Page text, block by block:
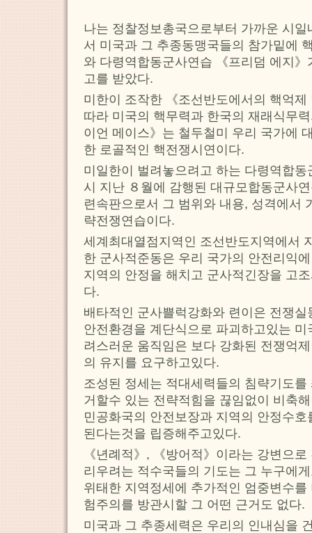
나는 정찰정보총국으로부터 가까운 시
서 미국과 그 추종동맹국들의 참가밑에
와 다령역합동군사연습 《프리덤 에지
고를 받았다.
미한이 조작한 《조선반도에서의 핵억
따라 미국의 핵무력과 한국의 재래식무
이언 메이스》는 철두철미 우리 국가에
한 로골적인 핵전쟁시연이다.
미일한이 벌려놓으려고 하는 다령역합
시 지난 ８월에 감행된 대규모합동군사
련속판으로서 그 범위와 내용, 성격에서
략전쟁연습이다.
세계최대열점지역인 조선반도지역에서
한 군사적준동은 우리 국가의 안전리익
지역의 안정을 해치고 군사적긴장을 고
다.
배타적인 군사쁠럭강화와 련이은 전쟁
안전환경을 계단식으로 파괴하고있는
려스러운 움직임은 보다 강화된 전쟁억
의 유지를 요구하고있다.
조성된 정세는 적대세력들의 침략기도
거할수 있는 전략적힘을 끊임없이 비축
민공화국의 안전보장과 지역의 안정수
된다는것을 립증해주고있다.
《년례적》, 《방어적》이라는 강변으
리우려는 적수국들의 기도는 그 누구에
위태한 지역정세에 추가적인 엄중변수
험주의를 방관시할 그 어떤 근거도 없다.
미국과 그 추종세력은 우리의 인내심을